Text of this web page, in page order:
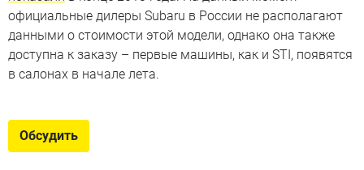
официальные дилеры Subaru в России не располагают
данными о стоимости этой модели, однако она также
доступна к заказу – первые машины, как и STI, появятся
в салонах в начале лета.
Обсудить